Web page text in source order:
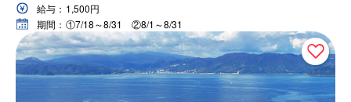
給与： 1,500円
期間： ①7/18～8/31 ②8/1～8/31